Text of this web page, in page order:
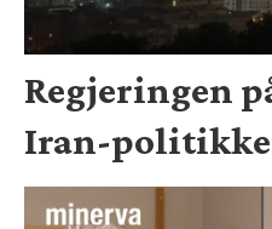
Regjeringen
Iran-